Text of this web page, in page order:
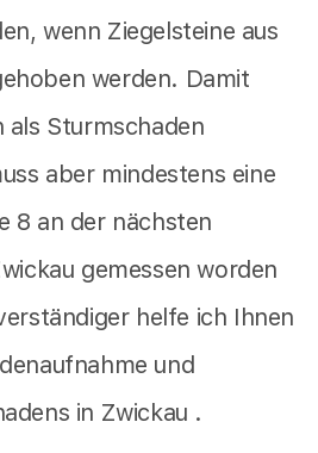
wenn Ziegelsteine aus
werden. Damit
als Sturmschaden
aber mindestens eine
8 an der nächsten
gemessen worden
helfe ich Ihnen
und
in Zwickau .